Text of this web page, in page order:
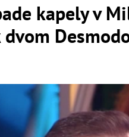
kapely v